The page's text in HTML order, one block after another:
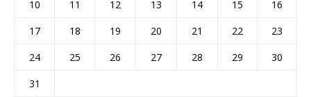
10
11 12 13 14 15
16
17
18 19 20 21 22
23
24
25 26 27 28 29
30
31